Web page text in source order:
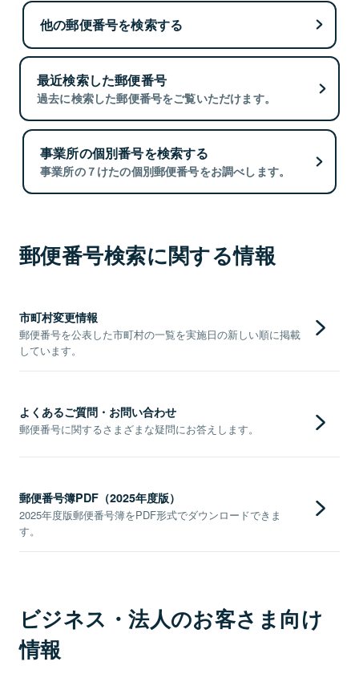
他の郵便番号を検索する
最近検索した郵便番号
過去に検索した郵便番号をご覧いただけます。
事業所の個別番号を検索する
事業所の７けたの個別郵便番号をお調べします。
郵便番号検索に関する情報
市町村変更情報
郵便番号を公表した市町村の一覧を実施日の新しい順に掲載
しています。
よくあるご質問・お問い合わせ
郵便番号に関するさまざまな疑問にお答えします。
郵便番号簿PDF（2025年度版）
2025年度版郵便番号簿をPDF形式でダウンロードできま
す。
ビジネス・法人のお客さま向け
情報